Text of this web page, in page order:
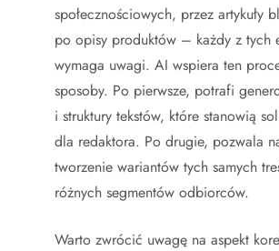
społecznościowych, przez artykuły
po opisy produktów – każdy z tych
wymaga uwagi. AI wspiera ten
sposoby. Po pierwsze, potrafi
i struktury tekstów, które stanowią
dla redaktora. Po drugie, pozwala
tworzenie wariantów tych samych
różnych segmentów odbiorców.
Warto zwrócić uwagę na aspekt